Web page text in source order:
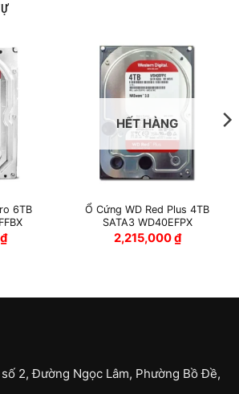
6TB
₫
HẾT HÀNG
Ổ Cứng WD Red Plus 4TB
SATA3 WD40EFPX
2,215,000₫
số 2, Đường Ngọc Lâm, Phường Bồ Đề,